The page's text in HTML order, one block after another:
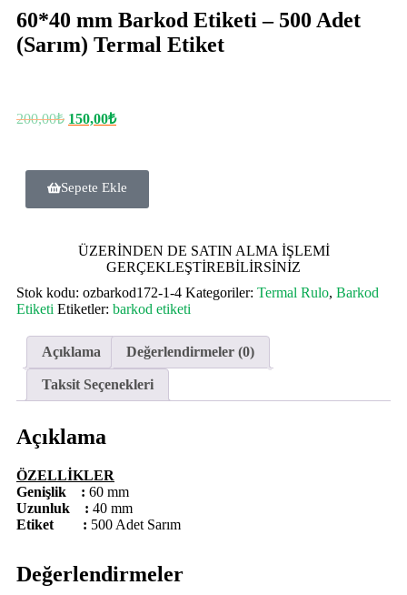
60*40 mm Barkod Etiketi – 500 Adet
(Sarım) Termal Etiket
200,00₺ 150,00₺
Sepete Ekle
ÜZERİNDEN DE SATIN ALMA İŞLEMİ
GERÇEKLEŞTİREBİLİRSİNİZ
Stok kodu: ozbarkod172-1-4 Kategoriler: Termal Rulo, Barkod
Etiketi Etiketler: barkod etiketi
Açıklama Değerlendirmeler (0)
Taksit Seçenekleri
Açıklama
ÖZELLİKLER
Genişlik : 60 mm
Uzunluk : 40 mm
Etiket : 500 Adet Sarım
Değerlendirmeler